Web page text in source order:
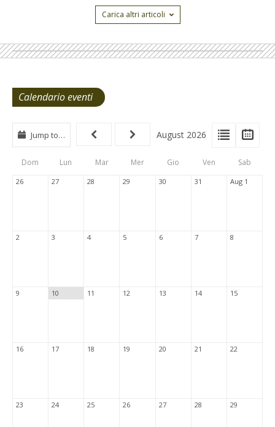
Carica altri articoli
Calendario eventi
View
Type
Tabs
View
List
Jump to… August 2026
Dom Lun Mar Mer Gio Ven Sab
26 27 28 29 30 31 Aug 1
2 3 4 5 6 7 8
9 10 11 12 13 14 15
16 17 18 19 20 21 22
23 24 25 26 27 28 29